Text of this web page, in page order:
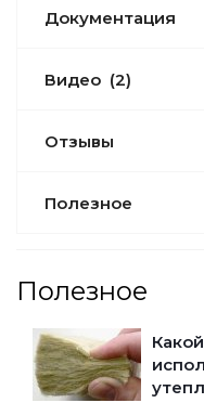
Документация
Видео (2)
Отзывы
Полезное
Полезное